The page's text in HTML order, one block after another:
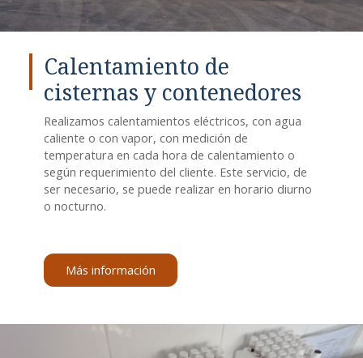
Calentamiento de
cisternas y contenedores
Realizamos calentamientos eléctricos, con agua
caliente o con vapor, con medición de
temperatura en cada hora de calentamiento o
según requerimiento del cliente. Este servicio, de
ser necesario, se puede realizar en horario diurno
o nocturno.
Más información